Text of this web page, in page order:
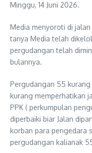
Minggu, 14 Juni 2026.
Media menyoroti di
tanya Media telah
pergudangan telah
bulannya.
Pergudangan 55 kurang
kurang memperhatikan
PPK ( perkumpulan
diperbaiki biar Jalan
korban para pengedara
pergudangan kalianak